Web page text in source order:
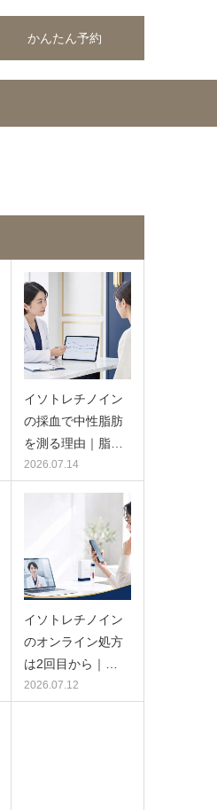
かんたん予約
イソトレチノイン
の採血で中性脂肪
を測る理由｜脂…
2026.07.14
イソトレチノイン
のオンライン処方
は2回目から｜…
2026.07.12